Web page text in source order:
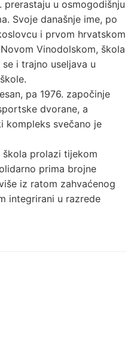
prerastaju u osmogodišnju
Svoje današnje ime, po
i prvom hrvatskom
Vinodolskom, škola
i trajno useljava u
pa 1976. započinje
dvorane, a
kompleks svečano je
škola prolazi tijekom
prima brojne
iz ratom zahvaćenog
integrirani u razrede